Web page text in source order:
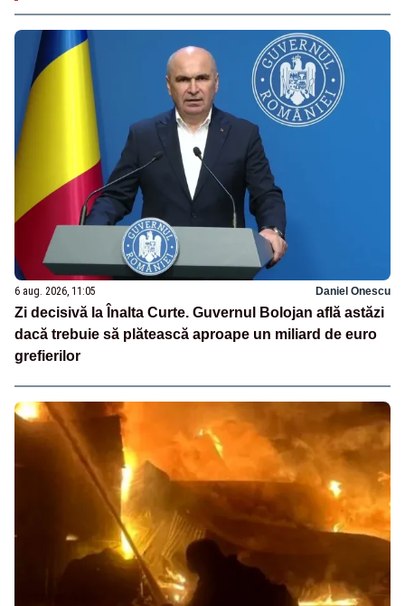
6 aug. 2026, 11:05 Daniel Onescu
Zi decisivă la Înalta Curte. Guvernul Bolojan află astăzi
dacă trebuie să plătească aproape un miliard de euro
grefierilor